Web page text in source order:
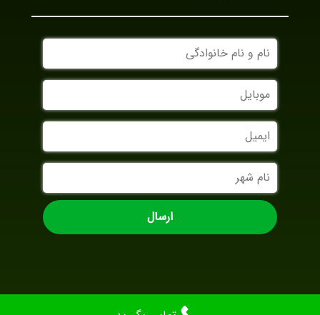
نام
و
نام
خانوادگی
موبایل
ایمیل
نام
شهر